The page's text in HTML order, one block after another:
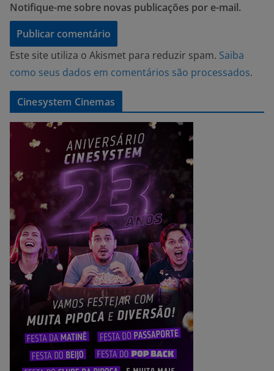
Notifique-me sobre novas publicações por e-mail.
Este site utiliza o Akismet para reduzir spam. Saiba
como seus dados em comentários são processados.
Cinesystem Cinemas